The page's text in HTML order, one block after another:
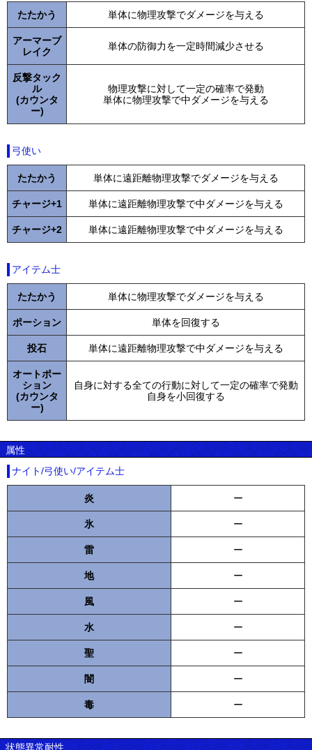
たたかう 単体に物理攻撃でダメージを与える
アーマーブ
レイク
単体の防御力を一定時間減少させる
反撃タック
ル
(カウンタ
ー)
物理攻撃に対して一定の確率で発動
単体に物理攻撃で中ダメージを与える
弓使い
たたかう 単体に遠距離物理攻撃でダメージを与える
チャージ+1 単体に遠距離物理攻撃で中ダメージを与える
チャージ+2 単体に遠距離物理攻撃で中ダメージを与える
アイテム士
たたかう 単体に物理攻撃でダメージを与える
ポーション 単体を回復する
投石 単体に遠距離物理攻撃で中ダメージを与える
オートポー
ション
(カウンタ
ー)
自身に対する全ての行動に対して一定の確率で発動
自身を小回復する
属性
ナイト/弓使い/アイテム士
炎 ー
氷 ー
雷 ー
地 ー
風 ー
水 ー
聖 ー
闇 ー
毒 ー
状態異常耐性